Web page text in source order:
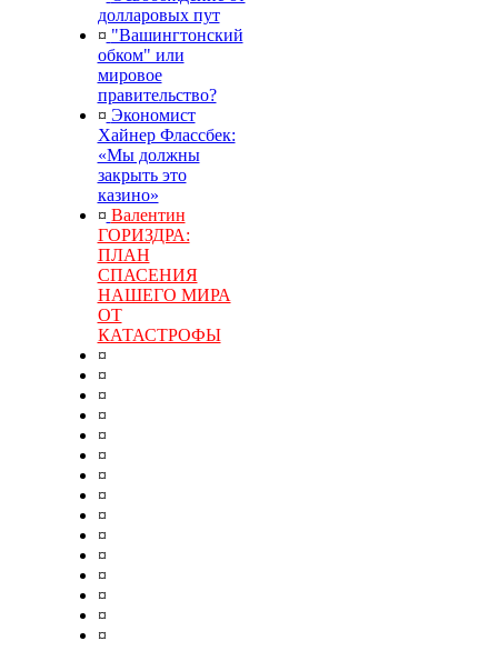
долларовых пут
¤ "Вашингтонский
обком" или
мировое
правительство?
¤ Экономист
Хайнер Флассбек:
«Мы должны
закрыть это
казино»
¤ Валентин
ГОРИЗДРА:
ПЛАН
СПАСЕНИЯ
НАШЕГО МИРА
ОТ
КАТАСТРОФЫ
¤
¤
¤
¤
¤
¤
¤
¤
¤
¤
¤
¤
¤
¤
¤